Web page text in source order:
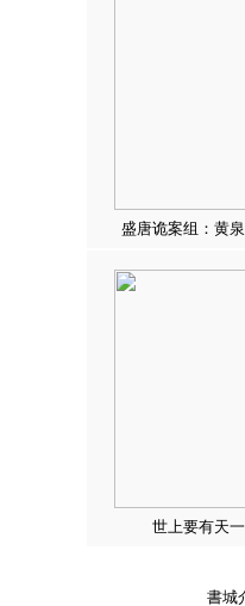
盛唐诡案组：黄
世上要有天
書城